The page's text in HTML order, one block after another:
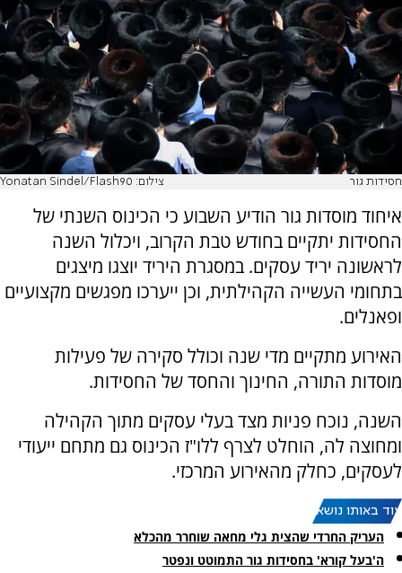
חסידות גור צילום: Yonatan Sindel/Flash90
איחוד מוסדות גור הודיע השבוע כי הכינוס השנתי של
החסידות יתקיים בחודש טבת הקרוב, ויכלול השנה
לראשונה יריד עסקים. במסגרת היריד יוצגו מיצגים
בתחומי העשייה הקהילתית, וכן ייערכו מפגשים מקצועיים
ופאנלים.
האירוע מתקיים מדי שנה וכולל סקירה של פעילות
מוסדות התורה, החינוך והחסד של החסידות.
השנה, נוכח פניות מצד בעלי עסקים מתוך הקהילה
ומחוצה לה, הוחלט לצרף ללו"ז הכינוס גם מתחם ייעודי
לעסקים, כחלק מהאירוע המרכזי.
עוד באותו נושא:
העריק החרדי שהצית גלי מחאה שוחרר מהכלא
ה'בעל קורא' בחסידות גור התמוטט ונפטר